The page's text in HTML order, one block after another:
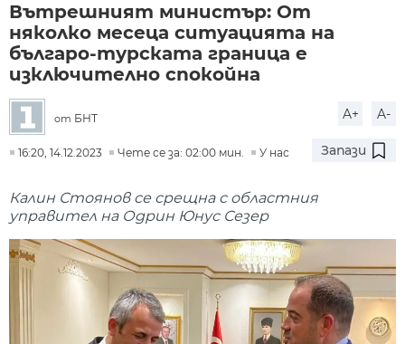
Вътрешният министър: От
няколко месеца ситуацията на
българо-турската граница е
изключително спокойна
от БНТ A+ A-
16:20, 14.12.2023 Чете се за: 02:00 мин. У нас Запази
Калин Стоянов се срещна с областния
управител на Одрин Юнус Сезер ​